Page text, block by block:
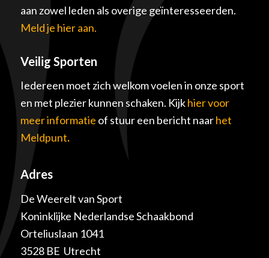
aan zowel leden als overige geïnteresseerden.
Meld je hier aan.
Veilig Sporten
Iedereen moet zich welkom voelen in onze sport
en met plezier kunnen schaken. Kijkhier voor
meer informatie of stuur een bericht naarhet
Meldpunt.
Adres
De Weerelt van Sport
Koninklijke Nederlandse Schaakbond
Orteliuslaan 1041
3528 BE Utrecht